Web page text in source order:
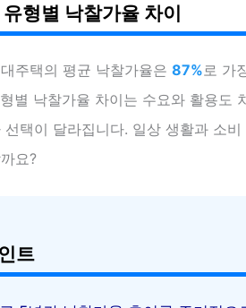
형별 낙찰가율 차이
주택의 평균 낙찰가율은 87% 로 가
별 낙찰가율 차이는 수요와 활용도
선택이 달라집니다. 일상 생활과 소
요?
트